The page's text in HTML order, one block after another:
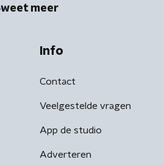
weet meer
Info
Contact
Veelgestelde vragen
App de studio
Adverteren